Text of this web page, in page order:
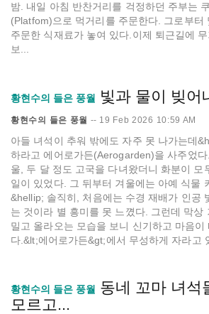
밤. 내일 아침 반찬거리를 걱정하던 주부는
(Platfom)으로 먹거리를 주문한다. 그로부터
주문한 식재료가 놓여 있다.이제 퇴근길에
보...
황현수의 들은 풍월 빛과 물이 빚어
황현수의 들은 풍월 -- 19 Feb 2026 10:59 AM
아들 녀석이 추워 밖에도 자주 못 나가는데
하라고 에어로가든(Aerogarden)을 사주었
울, 두 달 정도 고국을 다녀왔더니 화분이 모
일이 있었다. 그 뒤부터 겨울에는 아예 식물
&hellip; 솔직히, 처음에는 수경 재배가 인공
는 것이라 별 흥미를 못 느꼈다. 그런데 막상
밀고 올라오는 모습을 보니 신기하고 마음이
다.&lt;에어로가든&gt;에서 무성하게 자라고
황현수의 들은 풍월
동네 꼬마 녀석
모르고...